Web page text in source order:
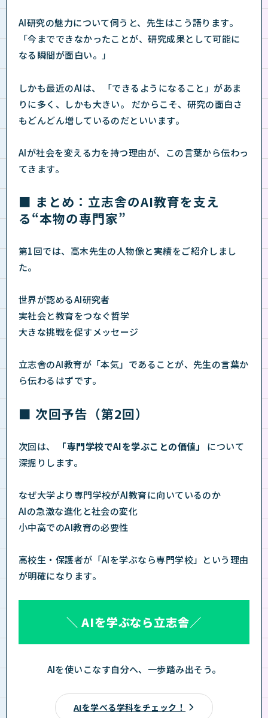
AI研究の魅力について伺うと、先生はこう語ります。
「今までできなかったことが、研究成果として可能に
なる瞬間が面白い。」
しかも最近のAIは、 「できるようになること」があま
りに多く、しかも大きい。 だからこそ、研究の面白さ
もどんどん増しているのだといいます。
AIが社会を変える力を持つ理由が、この言葉から伝わっ
てきます。
■ まとめ：立志舎のAI教育を支え
る“本物の専門家”
第1回では、高木先生の人物像と実績をご紹介しまし
た。
世界が認めるAI研究者
実社会と教育をつなぐ哲学
大きな挑戦を促すメッセージ
立志舎のAI教育が「本気」であることが、先生の言葉か
ら伝わるはずです。
■ 次回予告（第2回）
次回は、 「専門学校でAIを学ぶことの価値」
について
深掘りします。
なぜ大学より専門学校がAI教育に向いているのか
AIの急激な進化と社会の変化
小中高でのAI教育の必要性
高校生・保護者が「AIを学ぶなら専門学校」という理由
が明確になります。
＼ AIを学ぶなら立志舎／
AIを使いこなす自分へ、一歩踏み出そう。
AIを学べる学科をチェック！